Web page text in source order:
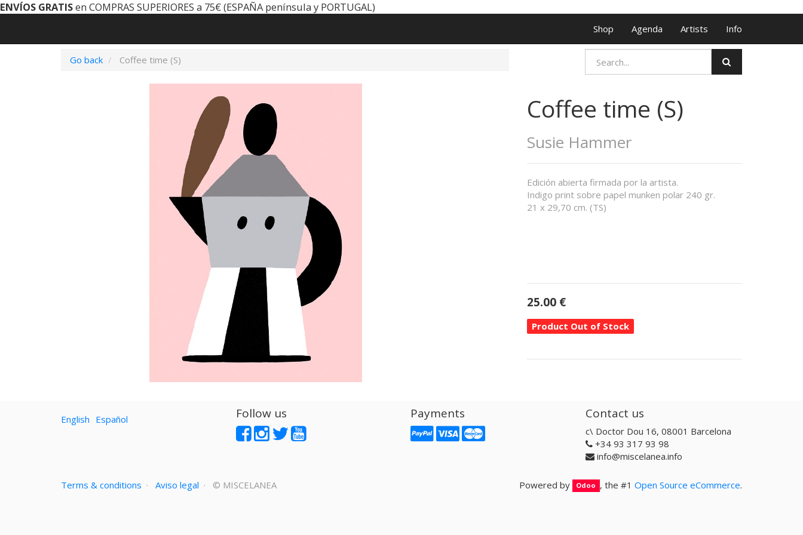
ENVÍOS GRATISen COMPRAS SUPERIORES a 75€ (ESPAÑA península y PORTUGAL)
Shop Agenda Artists Info
Go back Coffee time (S)
Coffee time (S)
Susie Hammer
Edición abierta firmada por la artista.
Indigo print sobre papel munken polar 240 gr.
21 x 29,70 cm. (TS)
25.00 €
Product Out of Stock
English Español Follow us Payments Contact us
c\ Doctor Dou 16, 08001 Barcelona
+34 93 317 93 98
info@miscelanea.info
Powered by Odoo , the #1 Open Source eCommerce.
Terms & conditions · Aviso legal · © MISCELANEA